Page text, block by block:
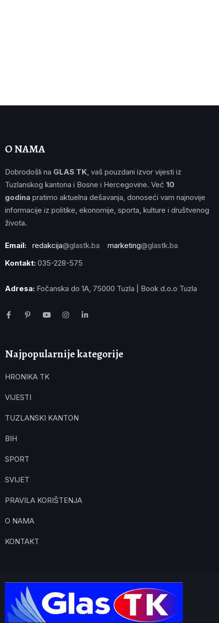
O NAMA
Dobrodošli na GLAS TK , vaš pouzdani izvor vijesti iz
Tuzlanskog kantona i Bosne i Hercegovine. Već 10
godina pratimo aktuelna dešavanja, donoseći vam najnovije
informacije iz politike, ekonomije, sporta, kulture i društvenog
života.
Email: redakcija@glastk.ba marketing@glastk.ba
Kontakt: 035-228-575
Adresa: Fočanska do 1A, 75000 Tuzla | Book d.o.o Tuzla
Najpopularnije kategorije
HRONIKA TK
VIJESTI
TUZLANSKI KANTON
BIH
SPORT
SVIJET
PRAVILA KORIŠTENJA
O NAMA
KONTAKT